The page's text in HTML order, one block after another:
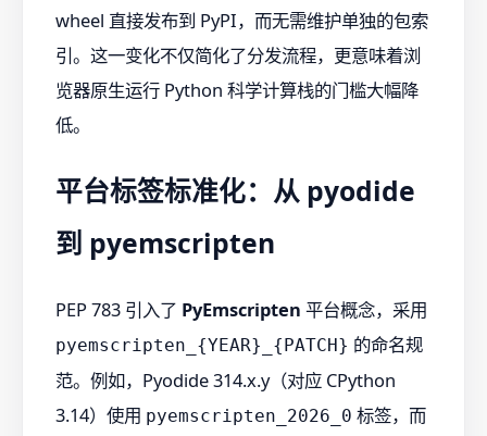
wheel 直接发布到 PyPI，而无需维护单独的包索
引。这一变化不仅简化了分发流程，更意味着浏
览器原生运行 Python 科学计算栈的门槛大幅降
低。
平台标签标准化：从 pyodide
到 pyemscripten
PEP 783 引入了 PyEmscripten 平台概念，采用
pyemscripten_{YEAR}_{PATCH} 的命名规
范。例如，Pyodide 314.x.y（对应 CPython
3.14）使用 pyemscripten_2026_0 标签，而